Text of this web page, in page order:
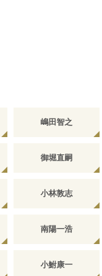
嶋田智之
御堀直嗣
小林敦志
南陽一浩
小鮒康一